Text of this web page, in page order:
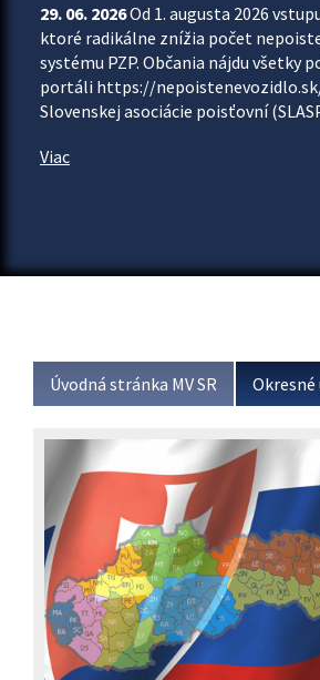
29. 06. 2026Od 1. augusta 2026
ktoré radikálne znížia počet
systému PZP. Občania nájdu
portáli https://
Slovenskej asociácie poisťovní
Viac
Úvodná stránka MV SR Okresné